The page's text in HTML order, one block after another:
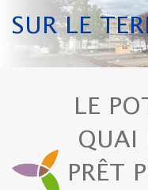
SUR LE
LE
QUAI
PRÊT